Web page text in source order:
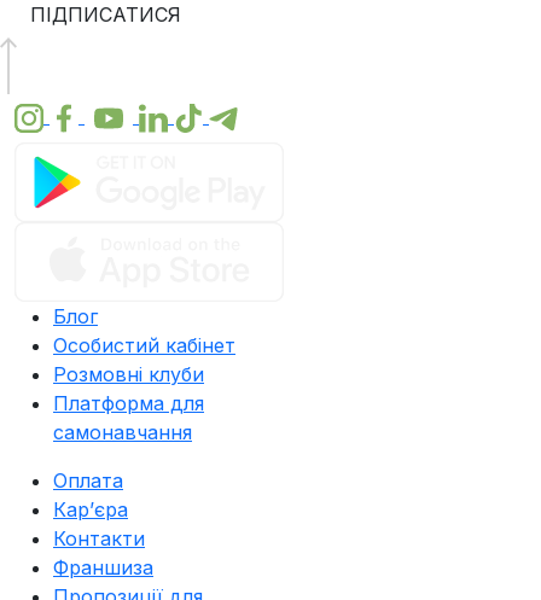
ПІДПИСАТИСЯ
Блог
Особистий кабінет
Розмовні клуби
Платформа для
самонавчання
Оплата
Карʼєра
Контакти
Франшиза